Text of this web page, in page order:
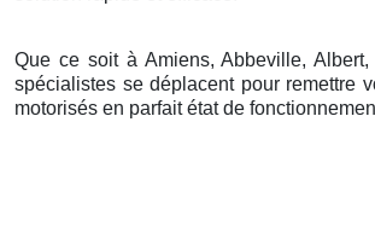
Que ce soit à Amiens, Abbeville,
spécialistes se déplacent pour remettre
motorisés en parfait état de